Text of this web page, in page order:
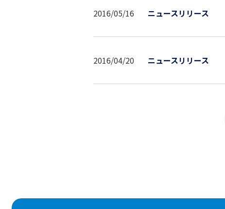
2016/05/16 ニュースリリース
2016/04/20 ニュースリリース